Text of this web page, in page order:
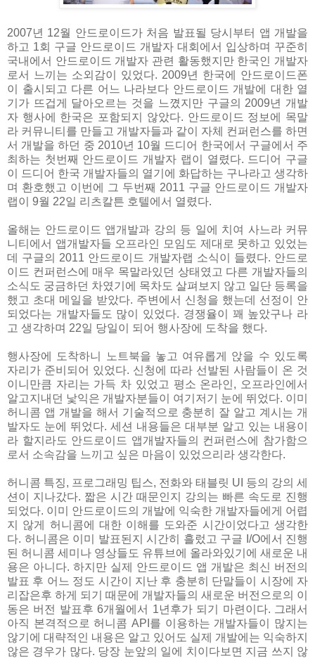
2007년 12월 안드로이드가 처음 발표될 당시부터 앱 개발을
하고 1회 구글 안드로이드 개발자 대회에서 입상하며 꾸준히
국내에서 안드로이드 개발자 관련 활동했지만 한국인 개발자
로서 느끼는 소외감이 있었다. 2009년 한국에 안드로이드폰
이 출시되고 다른 어느 나라보다 안드로이드 개발에 대한 열
기가 뜨겁게 달아오르는 것을 느꼈지만 구글의 2009년 개발
자 행사에 한국은 포함되지 않았다. 안드로이드 정보에 목말
라 커뮤니티를 만들고 개발자들과 같이 자체 컨퍼런스를 하면
서 개발을 하던 중 2010년 10월 드디어 한국에서 구글에서 주
최하는 첫번째 안드로이드 개발자 랩이 열렸다. 드디어 구글
이 드디어 한국 개발자들의 열기에 화답하는 구나라고 생각하
며 환호했고 이번에 그 두번째 2011 구글 안드로이드 개발자
랩이 9월 22일 리츠칼튼 호텔에서 열렸다.
올해는 안드로이드 앱개발과 강의 등 일에 치여 사느라 커뮤
니티에서 앱개발자들 오프라인 모임도 제대로 못하고 있었는
데 구글의 2011 안드로이드 개발자랩 소식이 들렸다. 안드로
이드 컨퍼런스에 매우 목말라있던 상태였고 다른 개발자들의
소식도 궁금하던 차였기에 목차도 살펴보지 않고 일단 등록을
했고 초대 메일을 받았다. 주변에서 신청을 했는데 선정이 안
되었다는 개발자들도 많이 있었다. 경쟁율이 꽤 높았구나 라
고 생각하며 22일 당일이 되어 행사장에 도착을 했다.
행사장에 도착하니 노트북을 놓고 여유롭게 앉을 수 있도록
자리가 준비되어 있었다. 신청에 따라 선발된 사람들이 온 것
이니만큼 자리는 가득 차 있었고 평소 온라인, 오프라인에서
알고지내던 낯익은 개발자분들이 여기저기 눈에 뛰었다. 이미
허니콤 앱 개발을 해서 기술적으로 충분히 잘 알고 계시는 개
발자도 눈에 뛰었다. 세션 내용들은 대부분 알고 있는 내용이
라 할지라도 안드로이드 앱개발자들의 컨퍼런스에 참가함으
로서 소속감을 느끼고 싶은 마음이 있었으리라 생각한다.
허니콤 특징, 프로그래밍 팁스, 전화와 태블릿 UI 등의 강의 세
션이 지나갔다. 짧은 시간 때문인지 강의는 빠른 속도로 진행
되었다. 이미 안드로이드의 개발에 익숙한 개발자들에게 어렵
지 않게 허니콤에 대한 이해를 도와준 시간이었다고 생각한
다. 허니콤은 이미 발표된지 시간히 흘렀고 구글 I/O에서 진행
된 허니콤 세미나 영상들도 유튜브에 올라와있기에 새로운 내
용은 아니다. 하지만 실제 안드로이드 앱 개발은 최신 버전의
발표 후 어느 정도 시간이 지난 후 충분히 단말들이 시장에 자
리잡은후 하게 되기 때문에 개발자들의 새로운 버전으로의 이
동은 버전 발표후 6개월에서 1년후가 되기 마련이다. 그래서
아직 본격적으로 허니콤 API를 이용하는 개발자들이 많지는
않기에 대략적인 내용은 알고 있어도 실제 개발에는 익숙하지
않은 경우가 많다. 당장 눈앞의 일에 치이다보면 지금 쓰지 않